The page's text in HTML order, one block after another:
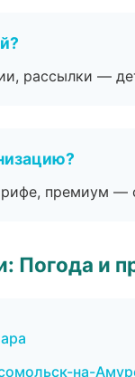
рассылки —
премиум —
Погода и
на-